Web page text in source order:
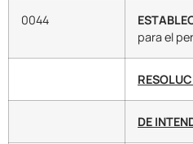
0044
para el
DE